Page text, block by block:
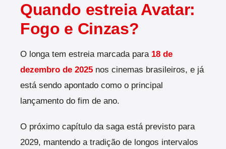
Quando estreia Avatar:
Fogo e Cinzas?
O longa tem estreia marcada para 18 de
dezembro de 2025 nos cinemas brasileiros, e já
está sendo apontado como o principal
lançamento do fim de ano.
O próximo capítulo da saga está previsto para
2029, mantendo a tradição de longos intervalos